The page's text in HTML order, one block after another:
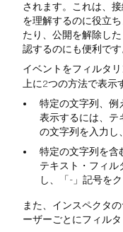
されます。これは、
を理解するのに役立
たり、公開を解除し
認するのにも便利です
イベントをフィルタ
上に2つの方法で表示
特定の文字列、
表示するには、テ
の文字列を入力し
特定の文字列を含
テキスト・フィル
し、「-」記号を
また、インスペクタ
ーザーごとにフィル